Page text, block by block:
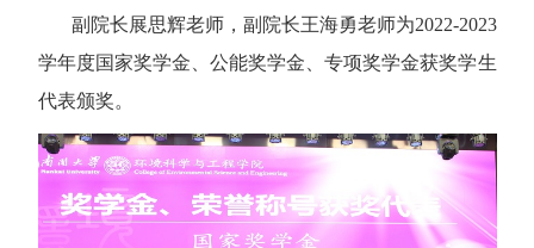
副院长展思辉老师，副院长王海勇老师为2022-2023
学年度国家奖学金、公能奖学金、专项奖学金获奖学生
代表颁奖。